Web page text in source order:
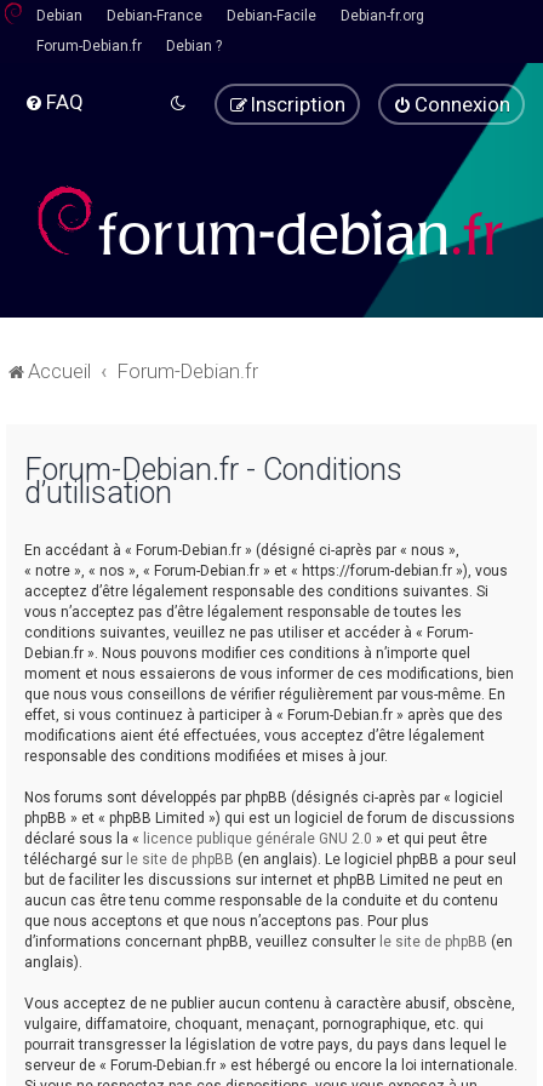
Debian Debian-France Debian-Facile
Debian-fr.org
Forum-Debian.fr
Debian ?
FAQ Connexion
Inscription
Accueil Forum-Debian.fr
Forum-Debian.fr - Conditions
d’utilisation
En accédant à « Forum-Debian.fr » (désigné ci-après par « nous »,
« notre », « nos », « Forum-Debian.fr » et « https://forum-debian.fr »), vous
acceptez d’être légalement responsable des conditions suivantes. Si
vous n’acceptez pas d’être légalement responsable de toutes les
conditions suivantes, veuillez ne pas utiliser et accéder à « Forum-
Debian.fr ». Nous pouvons modifier ces conditions à n’importe quel
moment et nous essaierons de vous informer de ces modifications, bien
que nous vous conseillons de vérifier régulièrement par vous-même. En
effet, si vous continuez à participer à « Forum-Debian.fr » après que des
modifications aient été effectuées, vous acceptez d’être légalement
responsable des conditions modifiées et mises à jour.
Nos forums sont développés par phpBB (désignés ci-après par « logiciel
phpBB » et « phpBB Limited ») qui est un logiciel de forum de discussions
déclaré sous la « licence publique générale GNU 2.0 » et qui peut être
téléchargé sur le site de phpBB (en anglais). Le logiciel phpBB a pour seul
but de faciliter les discussions sur internet et phpBB Limited ne peut en
aucun cas être tenu comme responsable de la conduite et du contenu
que nous acceptons et que nous n’acceptons pas. Pour plus
d’informations concernant phpBB, veuillez consulter le site de phpBB (en
anglais).
Vous acceptez de ne publier aucun contenu à caractère abusif, obscène,
vulgaire, diffamatoire, choquant, menaçant, pornographique, etc. qui
pourrait transgresser la législation de votre pays, du pays dans lequel le
serveur de « Forum-Debian.fr » est hébergé ou encore la loi internationale.